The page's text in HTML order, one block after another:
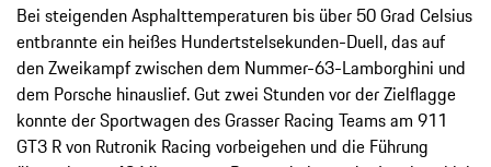
Bei steigenden Asphalttemperaturen bis über 50 Grad Celsius
entbrannte ein heißes Hundertstelsekunden-Duell, das auf
den Zweikampf zwischen dem Nummer-63-Lamborghini und
dem Porsche hinauslief. Gut zwei Stunden vor der Zielflagge
konnte der Sportwagen des Grasser Racing Teams am 911
GT3 R von Rutronik Racing vorbeigehen und die Führung